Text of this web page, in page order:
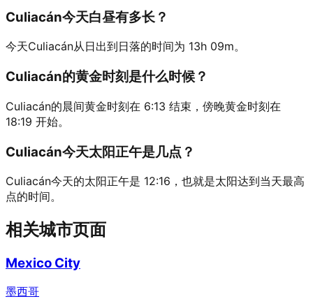
Culiacán今天白昼有多长？
今天Culiacán从日出到日落的时间为 13h 09m。
Culiacán的黄金时刻是什么时候？
Culiacán的晨间黄金时刻在 6:13 结束，傍晚黄金时刻在
18:19 开始。
Culiacán今天太阳正午是几点？
Culiacán今天的太阳正午是 12:16，也就是太阳达到当天最高
点的时间。
相关城市页面
Mexico City
墨西哥